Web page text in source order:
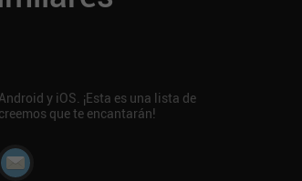
y iOS. ¡Esta es una lista de
que te encantarán!